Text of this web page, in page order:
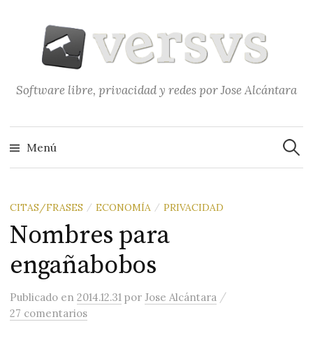
contenido
Software libre, privacidad y redes por Jose Alcántara
Menú
CITAS/FRASES / ECONOMÍA / PRIVACIDAD
Nombres para
engañabobos
Publicado en2014.12.31 porJose Alcántara /
27 comentarios